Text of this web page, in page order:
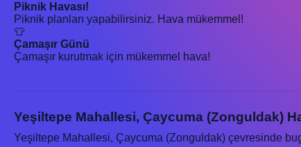
Piknik Havası!
Piknik planları yapabilirsiniz. Hava mükemmel!
👕
Çamaşır Günü
Çamaşır kurutmak için mükemmel hava!
Yeşiltepe Mahallesi, Çaycuma (Zonguldak)
Yeşiltepe Mahallesi, Çaycuma (Zonguldak) çevresinde